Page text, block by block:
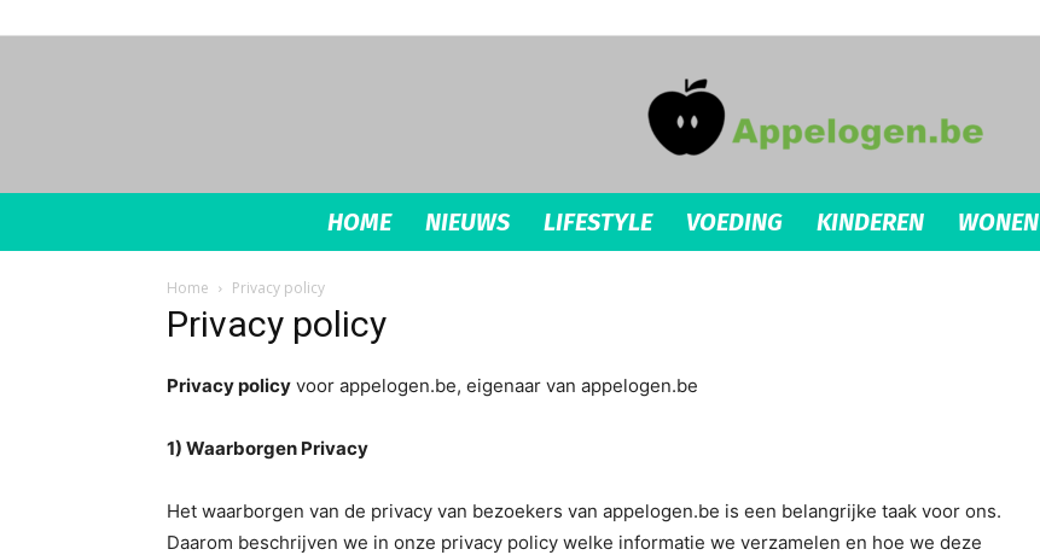
appelogen.be
HOME NIEUWS LIFESTYLE VOEDING KINDEREN WONEN
Home Privacy policy
Privacy policy
Privacy policy voor appelogen.be, eigenaar van appelogen.be
1) Waarborgen Privacy
Het waarborgen van de privacy van bezoekers van appelogen.be is een belangrijke taak voor ons.
Daarom beschrijven we in onze privacy policy welke informatie we verzamelen en hoe we deze